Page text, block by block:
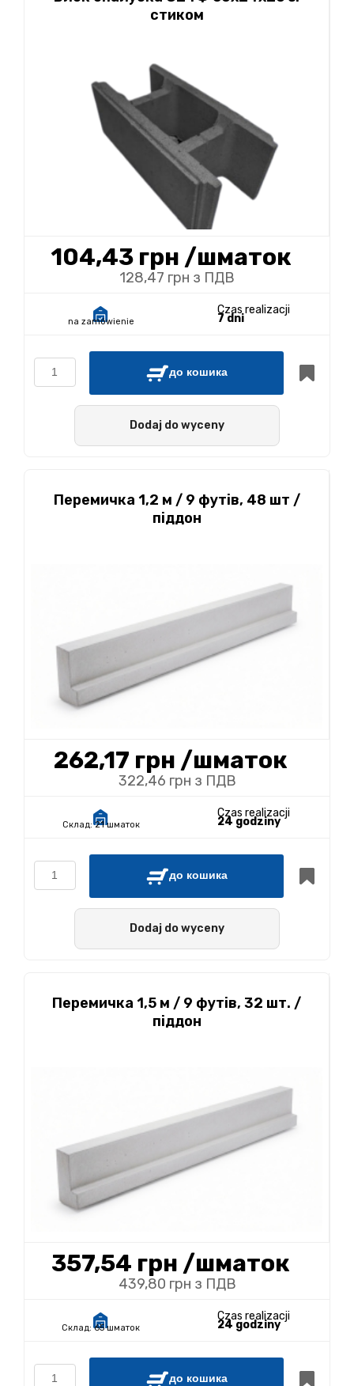
стиком
104,43 грн /шматок
128,47 грн з ПДВ
na zamówienie
Czas realizacji
7 dni
до кошика
Dodaj do wyceny
Перемичка 1,2 м / 9 футів, 48 шт /
піддон
262,17 грн /шматок
322,46 грн з ПДВ
Склад: 21 шматок
Czas realizacji
24 godziny
до кошика
Dodaj do wyceny
Перемичка 1,5 м / 9 футів, 32 шт. /
піддон
357,54 грн /шматок
439,80 грн з ПДВ
Склад: 65 шматок
Czas realizacji
24 godziny
до кошика